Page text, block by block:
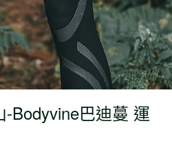
Bodyvine巴迪蔓 運